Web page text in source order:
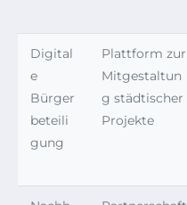
Digital
e
Bürger
beteili
gung
Plattform zur
Mitgestaltun
g städtischer
Projekte